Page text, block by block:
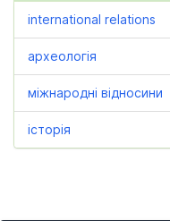
international relations
археологія
міжнародні відносини
історія